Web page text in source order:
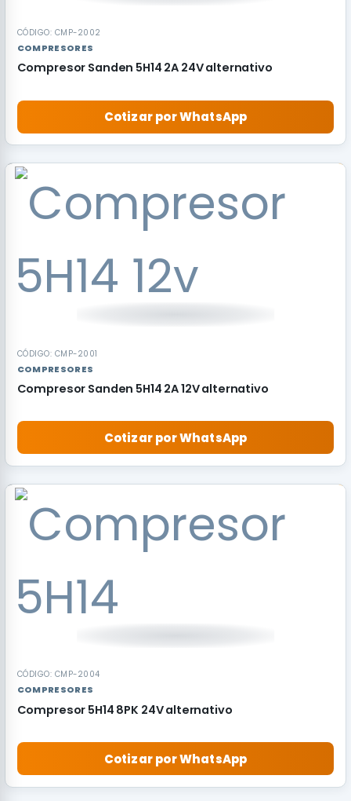
CÓDIGO: CMP-2002
COMPRESORES
Compresor Sanden 5H14 2A 24V alternativo
Cotizar por WhatsApp
OFERTA
CÓDIGO: CMP-2001
COMPRESORES
Compresor Sanden 5H14 2A 12V alternativo
Cotizar por WhatsApp
CÓDIGO: CMP-2004
COMPRESORES
Compresor 5H14 8PK 24V alternativo
Cotizar por WhatsApp